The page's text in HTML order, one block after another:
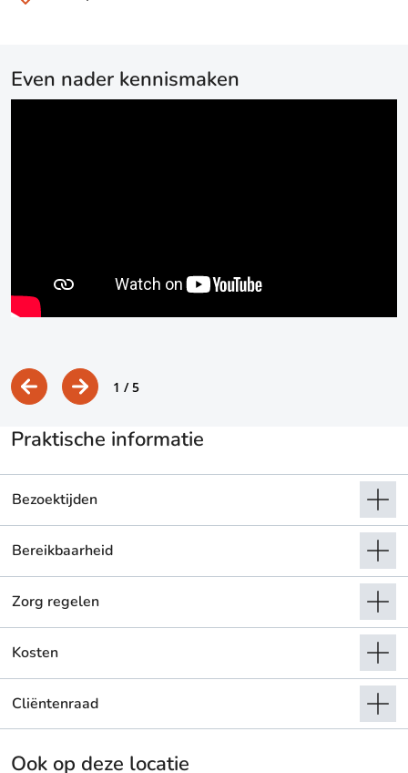
Even nader kennismaken
1 / 5
Praktische informatie
Bezoektijden
Bereikbaarheid
Zorg regelen
Kosten
Cliëntenraad
Ook op deze locatie